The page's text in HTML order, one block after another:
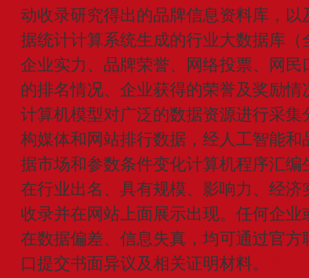
动收录研究得出的品牌信息资料库，
据统计计算系统生成的行业大数据库
企业实力、品牌荣誉、网络投票、网
的排名情况、企业获得的荣誉及奖励
计算机模型对广泛的数据资源进行采
构媒体和网站排行数据，经人工智能
据市场和参数条件变化计算机程序汇
在行业出名、具有规模、影响力、经
收录并在网站上面展示出现。任何企
在数据偏差、信息失真，均可通过官
口提交书面异议及相关证明材料。